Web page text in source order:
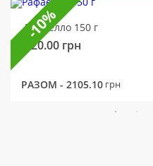
Рафаелло 150 г
320.00 грн
РАЗОМ - 2105.10 грн
-10%